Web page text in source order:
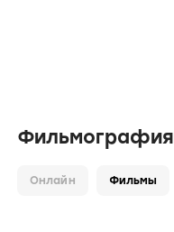
Фильмография
Онлайн Фильмы